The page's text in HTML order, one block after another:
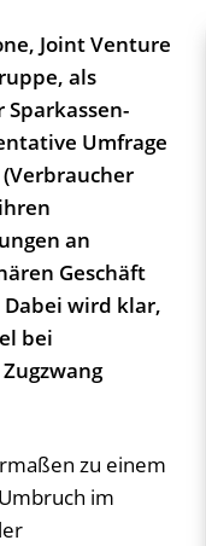
Joint Venture
als
Umfrage
an
Geschäft
wird klar,
bei
zu einem
im